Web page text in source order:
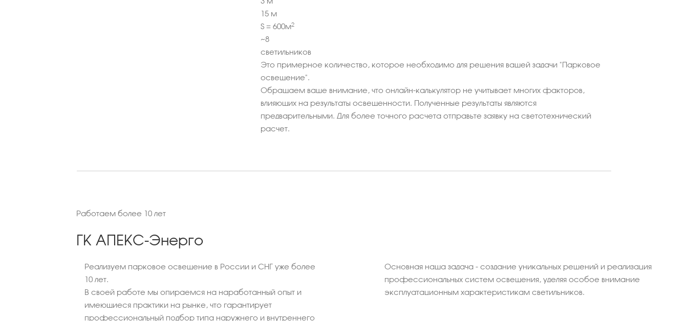
15м
S = 600м2
~8
светильников
Это примерное количество, которое необходимо для решения вашей задачи "Парковое
освещение".
Обращаем ваше внимание, что онлайн-калькулятор не учитывает многих факторов,
влияющих на результаты освещенности. Полученные результаты являются
предварительными. Для более точного расчета отправьте заявку на светотехнический
расчет.
Работаем более 10 лет
ГК АПЕКС-Энерго
Реализуем парковое освещение в России и СНГ уже более
10 лет.
В своей работе мы опираемся на наработанный опыт и
имеющиеся практики на рынке, что гарантирует
профессиональный подбор типа наружнего и внутреннего
Основная наша задача - создание уникальных решений и реализация
профессиональных систем освещения, уделяя особое внимание
эксплуатационным характеристикам светильников.